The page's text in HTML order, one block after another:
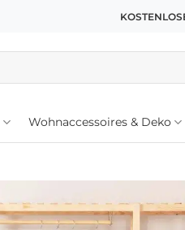
Wohnaccessoires & Deko